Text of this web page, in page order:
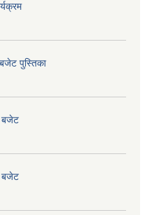
पुस्तिका
बजेट
बजेट